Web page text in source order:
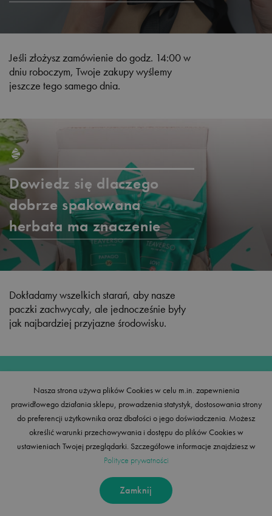
Jeśli złożysz zamówienie do godz. 14:00 w
dniu roboczym, Twoje zakupy wyślemy
jeszcze tego samego dnia.
Dowiedz się dlaczego
dobrze spakowana
herbata ma znaczenie
Dokładamy wszelkich starań, aby nasze
paczki zachwycały, ale jednocześnie były
jak najbardziej przyjazne środowisku.
TEAVERSO – sklep z herbatą
Herbaty czarne, zielone, czerwone, białe, turkusowe, kwitnące, matcha.
Herbaty japońskie, chińskie czy afrykańskie – w skrócie herbaty świata.
Klasyczne, pełne egzotycznych owoców, kwiatów polskich łąk czy
orientalnych przypraw. Tak różnorodny jest świat herbat TEAVERSO. Natura
tworząc wyjątkowe kompozycje herbaciane pełne rozmaitych dodatków.
ofertę uzupełniają herbaty owocowe, yerba mate, zioła oraz rooibos – w
wydaniu klasycznym jak i kompozycje. Łącznie ofertę naszego sklepu
stanowi ponad 80 produktów na bazie wysokogatunkowych herbat
Nasza strona używa plików Cookies w celu m.in. zapewnienia
prawidłowego działania sklepu, prowadzenia statystyk, dostosowania strony
do preferencji użytkownika oraz dbałości o jego doświadczenia. Możesz
określić warunki przechowywania i dostępu do plików Cookies w
ustawieniach Twojej przeglądarki. Szczegółowe informacje znajdziesz w
Polityce prywatności
Zamknij